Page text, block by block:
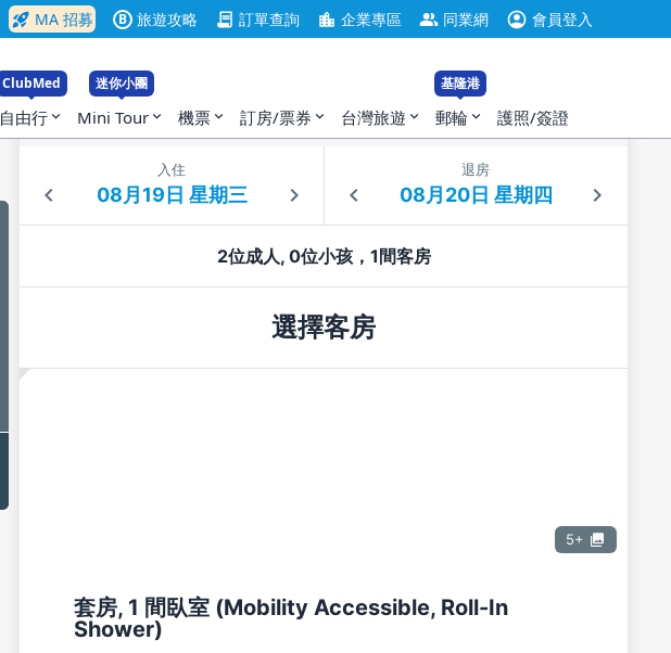
rocket_launch MA 招募 B 旅遊攻略 contract 訂單查詢 location_city 企業專區 group 同業網 account_circle 會員登入
ClubMed
自由行 expand_more
迷你小團
Mini Tour expand_more 機票 expand_more 訂房/票券 expand_more 台灣旅遊 expand_more
基隆港
郵輪 expand_more 護照/簽證
入住 退房
2位成人, 0位小孩，1間客房
選擇客房
5+
套房, 1 間臥室 (Mobility Accessible, Roll-In
Shower)